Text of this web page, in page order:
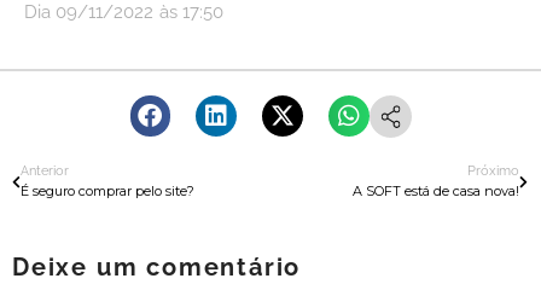
Dia 09/11/2022 às 17:50
Anterior
É seguro comprar pelo site?
Próximo
A SOFT está de casa nova!
Deixe um comentário